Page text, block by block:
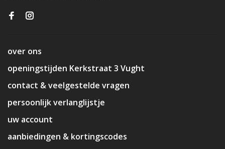
over ons
openingstijden Kerkstraat 3 Vught
contact & veelgestelde vragen
persoonlijk verlanglijstje
uw account
aanbiedingen & kortingscodes